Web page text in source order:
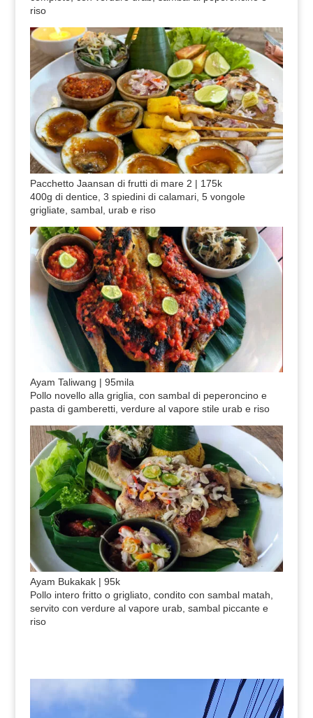
riso
Pacchetto Jaansan di frutti di mare 2 | 175k
400g di dentice, 3 spiedini di calamari, 5 vongole
grigliate, sambal, urab e riso
Ayam Taliwang | 95mila
Pollo novello alla griglia, con sambal di peperoncino e
pasta di gamberetti, verdure al vapore stile urab e riso
Ayam Bukakak | 95k
Pollo intero fritto o grigliato, condito con sambal matah,
servito con verdure al vapore urab, sambal piccante e
riso